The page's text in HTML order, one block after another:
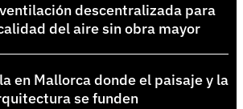
ventilación descentralizada para
del aire sin obra mayor
en Mallorca donde el paisaje y la
se funden